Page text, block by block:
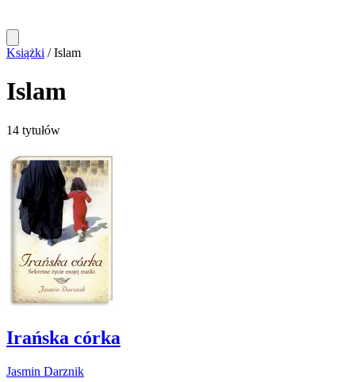
Książki / Islam
Islam
14 tytułów
Irańska córka
Jasmin Darznik